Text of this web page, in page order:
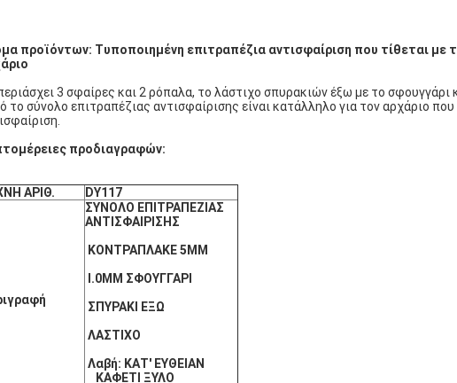
προϊόντων: Τυποποιημένη επιτραπέζια αντισφαίριση που τίθεται με
3 σφαίρες και 2 ρόπαλα, το λάστιχο σπυρακιών έξω με το σφουγγάρι
το σύνολο επιτραπέζιας αντισφαίρισης είναι κατάλληλο για τον αρχάριο
προδιαγραφών:
ΑΡΙΘ. DY117
ΣΥΝΟΛΟ ΕΠΙΤΡΑΠΕΖΙΑΣ
ΑΝΤΙΣΦΑΙΡΙΣΗΣ
ΚΟΝΤΡΑΠΛΑΚΕ 5MM
I.0MM ΣΦΟΥΓΓΑΡΙ
ΣΠΥΡΑΚΙ ΕΞΩ
ΛΑΣΤΙΧΟ
Λαβή: ΚΑΤ' ΕΥΘΕΙΑΝ
ΚΑΦΕΤΙ ΞΥΛΟ